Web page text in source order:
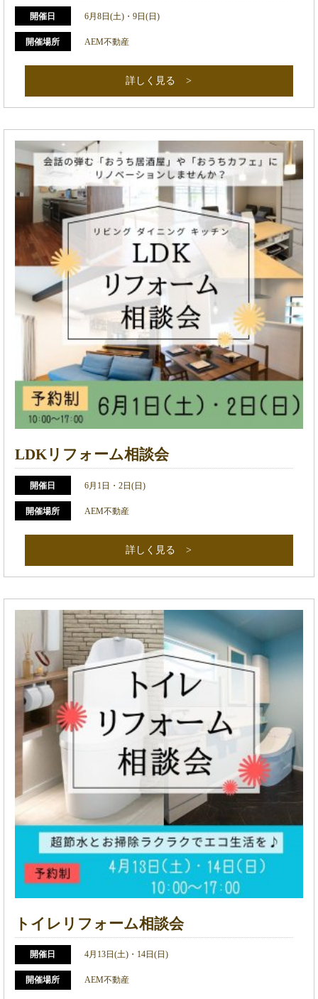
開催日 6月8日(土)・9日(日)
開催場所 AEM不動産
詳しく見る
LDKリフォーム相談会
開催日 6月1日・2日(日)
開催場所 AEM不動産
詳しく見る
トイレリフォーム相談会
開催日 4月13日(土)・14日(日)
開催場所 AEM不動産